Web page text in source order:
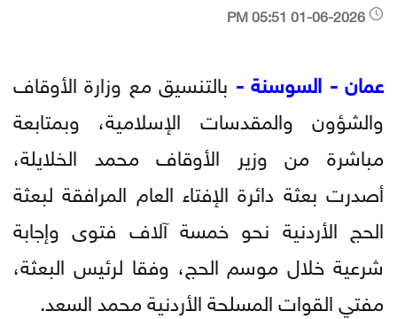
عمان - السوسنة - بالتنسيق مع وزارة الأوقاف
والشؤون والمقدسات الإسلامية، وبمتابعة
مباشرة من وزير الأوقاف محمد الخلايلة،
أصدرت بعثة دائرة الإفتاء العام المرافقة لبعثة
الحج الأردنية نحو خمسة آلاف فتوى وإجابة
شرعية خلال موسم الحج، وفقا لرئيس البعثة،
مفتي القوات المسلحة الأردنية محمد السعد.